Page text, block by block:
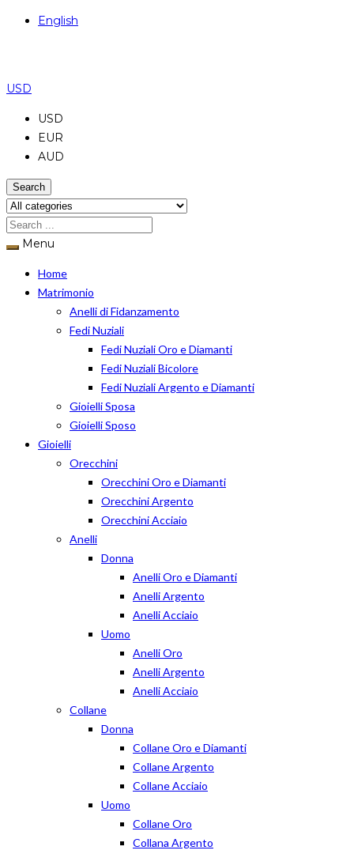
English
USD
USD
EUR
AUD
Search
Menu
Home
Matrimonio
Anelli di Fidanzamento
Fedi Nuziali
Fedi Nuziali Oro e Diamanti
Fedi Nuziali Bicolore
Fedi Nuziali Argento e Diamanti
Gioielli Sposa
Gioielli Sposo
Gioielli
Orecchini
Orecchini Oro e Diamanti
Orecchini Argento
Orecchini Acciaio
Anelli
Donna
Anelli Oro e Diamanti
Anelli Argento
Anelli Acciaio
Uomo
Anelli Oro
Anelli Argento
Anelli Acciaio
Collane
Donna
Collane Oro e Diamanti
Collane Argento
Collane Acciaio
Uomo
Collane Oro
Collana Argento